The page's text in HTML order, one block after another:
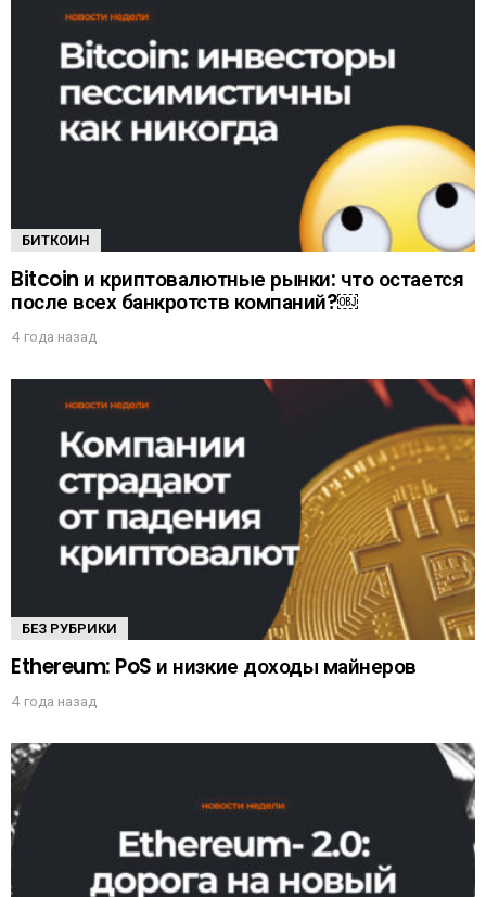
БИТКОИН
Bitcoin и криптовалютные рынки: что остается
после всех банкротств компаний?￼
4 года назад
БЕЗ РУБРИКИ
Ethereum: PoS и низкие доходы майнеров
4 года назад